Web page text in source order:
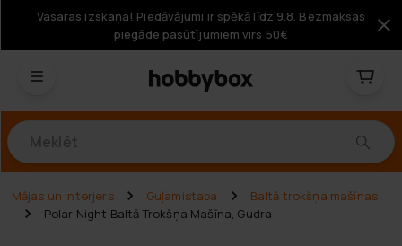
Vasaras izskaņa! Piedāvājumi ir spēkā līdz 9.8. Bezmaksas
piegāde pasūtījumiem virs 50€
Mājas un interjers Guļamistaba
Baltā trokšņa mašīnas
Polar Night Baltā Trokšņa Mašīna, Gudra